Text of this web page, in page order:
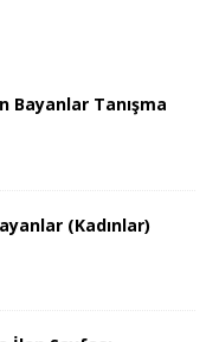
Bayanlar Tanışma
(Kadınlar)